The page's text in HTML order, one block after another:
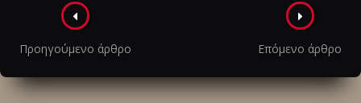
Πλοήγηση
στα
άρθρα
Προηγούμενο άρθρο Επόμενο άρθρο